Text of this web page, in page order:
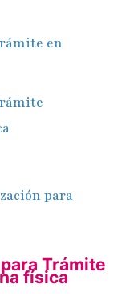
en
para
física